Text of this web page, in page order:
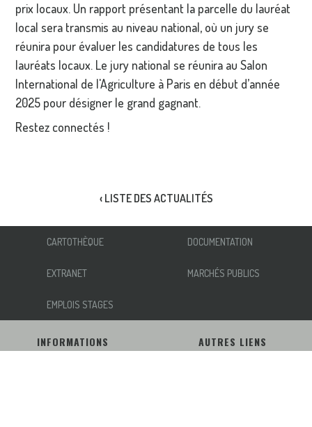
prix locaux. Un rapport présentant la parcelle du lauréat
local sera transmis au niveau national, où un jury se
réunira pour évaluer les candidatures de tous les
lauréats locaux. Le jury national se réunira au Salon
International de l'Agriculture à Paris en début d’année
2025 pour désigner le grand gagnant.
Restez connectés !
‹ LISTE DES ACTUALITÉS
CARTOTHÈQUE DOCUMENTATION
EXTRANET MARCHÉS PUBLICS
EMPLOIS STAGES
INFORMATIONS AUTRES LIENS